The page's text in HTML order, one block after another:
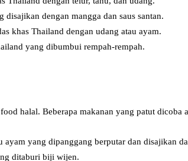
disajikan dengan mangga dan saus santan.
khas Thailand dengan udang atau ayam.
yang dibumbui rempah-rempah.
halal. Beberapa makanan yang patut dicoba
ayam yang dipanggang berputar dan disajikan
ditaburi biji wijen.